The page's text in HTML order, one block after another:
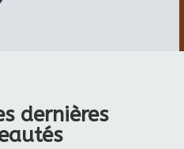
dernières